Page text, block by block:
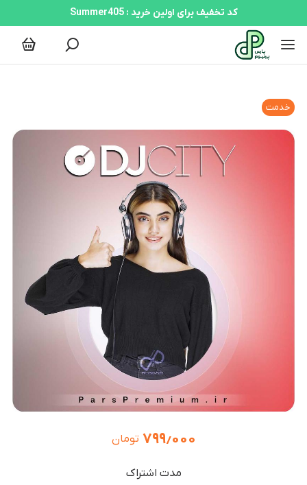
کد تخفیف برای اولین خرید : Summer405
خدمت
۷۹۹٫۰۰۰ تومان
مدت اشتراک